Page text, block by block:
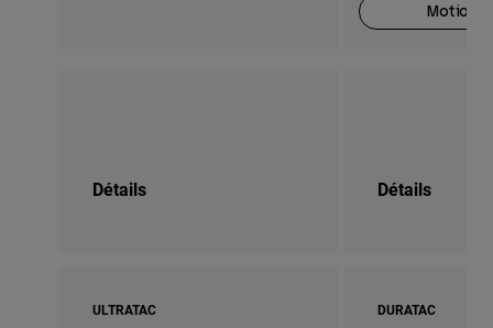
Motion
Détails Détails
ULTRATAC
DURATAC